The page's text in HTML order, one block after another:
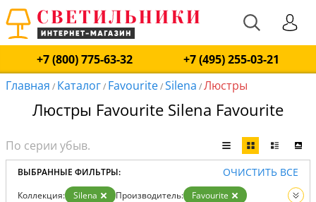
+7 (800) 775-63-32
+7 (495) 255-03-21
Главная / Каталог/ Favourite/Silena /Люстры
Люстры Favourite Silena Favourite
ВЫБРАННЫЕ ФИЛЬТРЫ: ОЧИСТИТЬ ВСЕ
Коллекция: Silena Производитель:
Favourite